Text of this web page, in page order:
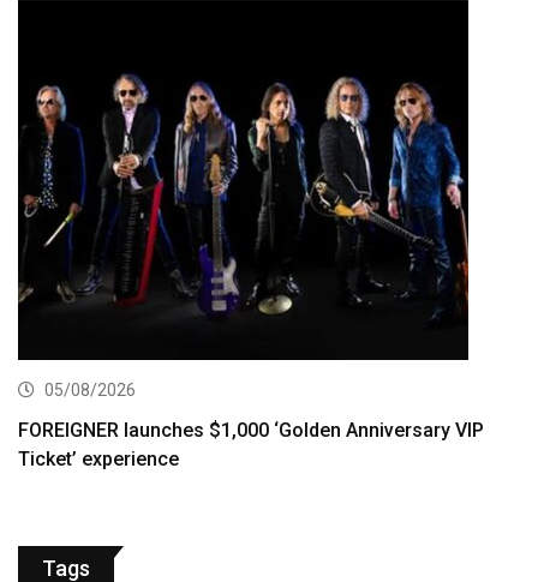
05/08/2026
FOREIGNER launches $1,000 ‘Golden Anniversary VIP
Ticket’ experience
Tags